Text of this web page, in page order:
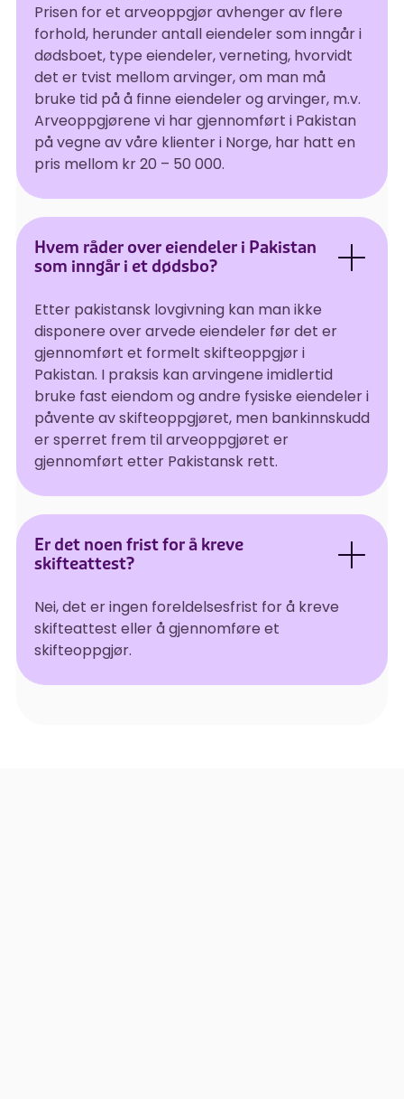
Prisen for et arveoppgjør avhenger av flere
forhold, herunder antall eiendeler som inngår i
dødsboet, type eiendeler, verneting, hvorvidt
det er tvist mellom arvinger, om man må
bruke tid på å finne eiendeler og arvinger, m.v.
Arveoppgjørene vi har gjennomført i Pakistan
på vegne av våre klienter i Norge, har hatt en
pris mellom kr 20 – 50 000.
Hvem råder over eiendeler i Pakistan
som inngår i et dødsbo?
Etter pakistansk lovgivning kan man ikke
disponere over arvede eiendeler før det er
gjennomført et formelt skifteoppgjør i
Pakistan. I praksis kan arvingene imidlertid
bruke fast eiendom og andre fysiske eiendeler i
påvente av skifteoppgjøret, men bankinnskudd
er sperret frem til arveoppgjøret er
gjennomført etter Pakistansk rett.
Er det noen frist for å kreve
skifteattest?
Nei, det er ingen foreldelsesfrist for å kreve
skifteattest eller å gjennomføre et
skifteoppgjør.